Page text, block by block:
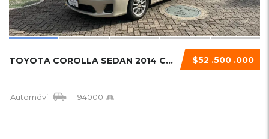
$52 .500 .000
TOYOTA COROLLA SEDAN 2014 COROLA XLI
Automóvil 94000